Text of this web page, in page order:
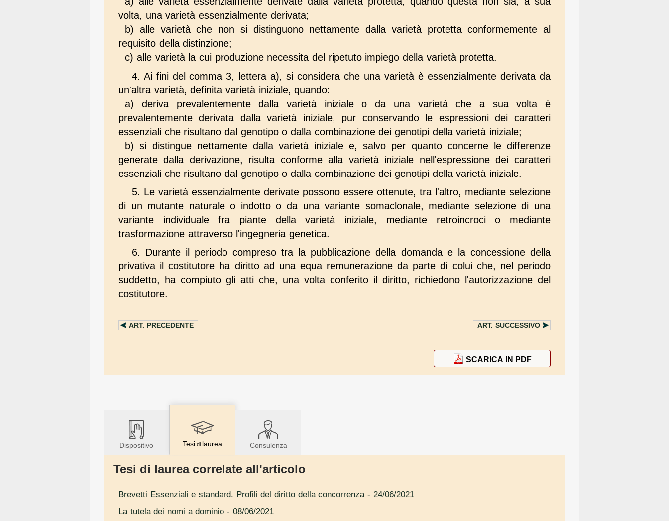
volta, una varietà essenzialmente derivata;
b) alle varietà che non si distinguono nettamente dalla varietà protetta conformemente al
requisito della distinzione;
c) alle varietà la cui produzione necessita del ripetuto impiego della varietà protetta.
4. Ai fini del comma 3, lettera a), si considera che una varietà è essenzialmente derivata da
un'altra varietà, definita varietà iniziale, quando:
a) deriva prevalentemente dalla varietà iniziale o da una varietà che a sua volta è
prevalentemente derivata dalla varietà iniziale, pur conservando le espressioni dei caratteri
essenziali che risultano dal genotipo o dalla combinazione dei genotipi della varietà iniziale;
b) si distingue nettamente dalla varietà iniziale e, salvo per quanto concerne le differenze
generate dalla derivazione, risulta conforme alla varietà iniziale nell'espressione dei caratteri
essenziali che risultano dal genotipo o dalla combinazione dei genotipi della varietà iniziale.
5. Le varietà essenzialmente derivate possono essere ottenute, tra l'altro, mediante selezione
di un mutante naturale o indotto o da una variante somaclonale, mediante selezione di una
variante individuale fra piante della varietà iniziale, mediante retroincroci o mediante
trasformazione attraverso l'ingegneria genetica.
6. Durante il periodo compreso tra la pubblicazione della domanda e la concessione della
privativa il costitutore ha diritto ad una equa remunerazione da parte di colui che, nel periodo
suddetto, ha compiuto gli atti che, una volta conferito il diritto, richiedono l'autorizzazione del
costitutore.
ART. PRECEDENTE ART. SUCCESSIVO
SCARICA IN PDF
Dispositivo Tesi di laurea Consulenza
Tesi di laurea correlate all'articolo
Brevetti Essenziali e standard. Profili del diritto della concorrenza- 24/06/2021
La tutela dei nomi a dominio - 08/06/2021